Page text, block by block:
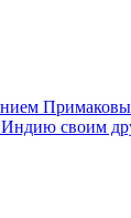
Индию своим